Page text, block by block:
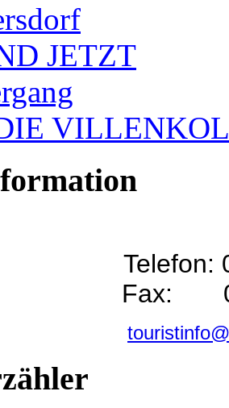
JETZT
Telefon:
Fax: